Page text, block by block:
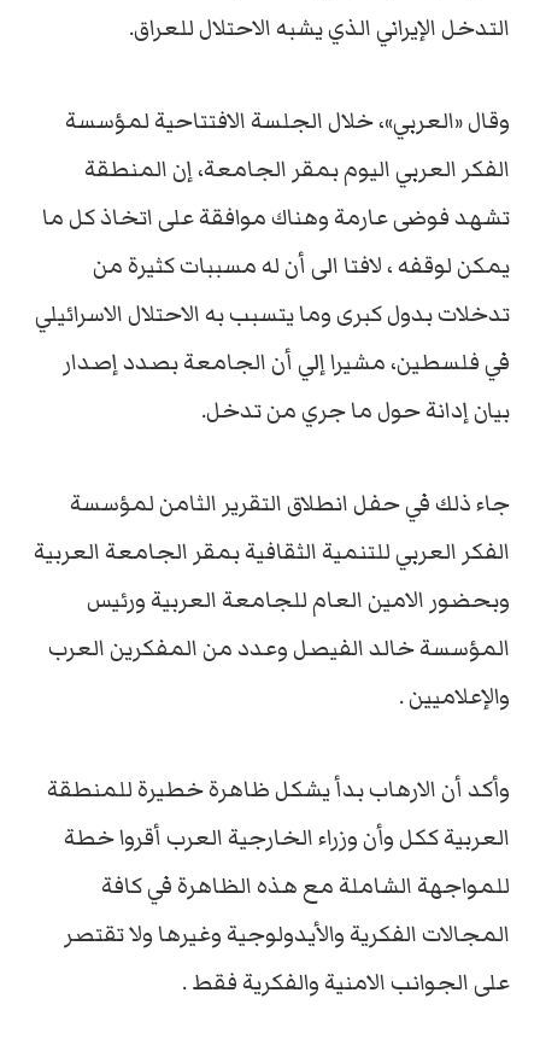
التدخل الإيراني الذي يشبه الاحتلال للعراق.
وقال «العربي»، خلال الجلسة الافتتاحية لمؤسسة
الفكر العربي اليوم بمقر الجامعة، إن المنطقة
تشهد فوضى عارمة وهناك موافقة على اتخاذ كل ما
يمكن لوقفه ، لافتا الى أن له مسببات كثيرة من
تدخلات بدول كبرى وما يتسبب به الاحتلال الاسرائيلي
في فلسطين، مشيرا إلي أن الجامعة بصدد إصدار
بيان إدانة حول ما جري من تدخل.
جاء ذلك في حفل انطلاق التقرير الثامن لمؤسسة
الفكر العربي للتنمية الثقافية بمقر الجامعة العربية
وبحضور الامين العام للجامعة العربية ورئيس
المؤسسة خالد الفيصل وعدد من المفكرين العرب
والإعلاميين .
وأكد أن الارهاب بدأ يشكل ظاهرة خطيرة للمنطقة
العربية ككل وأن وزراء الخارجية العرب أقروا خطة
للمواجهة الشاملة مع هذه الظاهرة في كافة
المجالات الفكرية والأيدولوجية وغيرها ولا تقتصر
على الجوانب الامنية والفكرية فقط .